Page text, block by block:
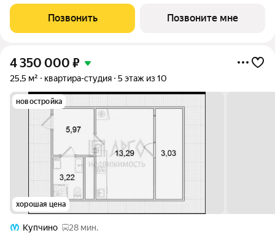
квартал «Новый Московский» в Пушкинском районе. Этот
комплекс объединит в себе
Позвонить Позвоните мне
4 350 000 ₽
25,5 м² квартира-студия 5 этаж из 10
новостройка
хорошая цена
Купчино
28 мин.